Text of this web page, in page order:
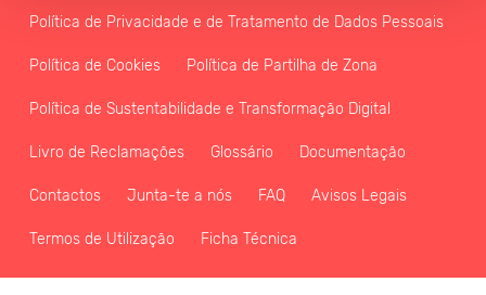
Política de Privacidade e de Tratamento de Dados Pessoais
Política de Cookies Política de Partilha de Zona
Política de Sustentabilidade e Transformação Digital
Livro de Reclamações Glossário Documentação
Contactos Junta-te a nós FAQ Avisos Legais
Termos de Utilização Ficha Técnica